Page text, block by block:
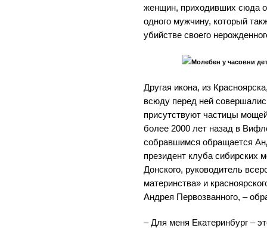
женщин, приходивших сюда
одного мужчину, который
убийстве своего
Молебен у часовни
Другая икона, из
всюду перед ней
присутствуют частицы
более 2000 лет назад в
собравшимся обращается
президент клуба сибирских
Донского, руководитель
материнства» и
Андрея Первозванного, –
– Для меня Екатеринбург –